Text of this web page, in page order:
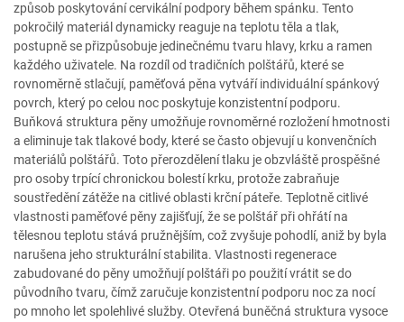
způsob poskytování cervikální podpory během spánku. Tento
pokročilý materiál dynamicky reaguje na teplotu těla a tlak,
postupně se přizpůsobuje jedinečnému tvaru hlavy, krku a ramen
každého uživatele. Na rozdíl od tradičních polštářů, které se
rovnoměrně stlačují, paměťová pěna vytváří individuální spánkový
povrch, který po celou noc poskytuje konzistentní podporu.
Buňková struktura pěny umožňuje rovnoměrné rozložení hmotnosti
a eliminuje tak tlakové body, které se často objevují u konvenčních
materiálů polštářů. Toto přerozdělení tlaku je obzvláště prospěšné
pro osoby trpící chronickou bolestí krku, protože zabraňuje
soustředění zátěže na citlivé oblasti krční páteře. Teplotně citlivé
vlastnosti paměťové pěny zajišťují, že se polštář při ohřátí na
tělesnou teplotu stává pružnějším, což zvyšuje pohodlí, aniž by byla
narušena jeho strukturální stabilita. Vlastnosti regenerace
zabudované do pěny umožňují polštáři po použití vrátit se do
původního tvaru, čímž zaručuje konzistentní podporu noc za nocí
po mnoho let spolehlivé služby. Otevřená buněčná struktura vysoce